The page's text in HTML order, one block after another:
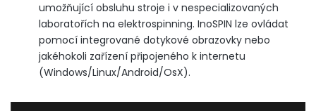
umožňující obsluhu stroje i v nespecializovaných
laboratořích na elektrospinning. InoSPIN lze ovládat
pomocí integrované dotykové obrazovky nebo
jakéhokoli zařízení připojeného k internetu
(Windows/Linux/Android/OsX).